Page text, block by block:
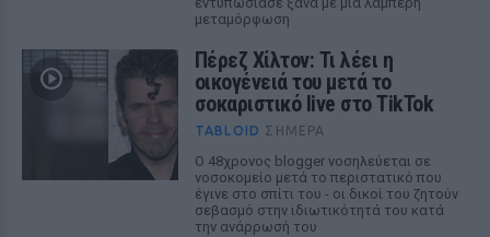
μεταμόρφωση
Πέρεζ Χίλτον: Τι λέει η
οικογένειά του μετά το
σοκαριστικό live στο TikTok
TABLOID ΣΉΜΕΡΑ
Ο 48χρονος blogger νοσηλεύεται σε
νοσοκομείο μετά το περιστατικό που
έγινε στο σπίτι του - οι δικοί του ζητούν
σεβασμό στην ιδιωτικότητά του κατά
την ανάρρωσή του